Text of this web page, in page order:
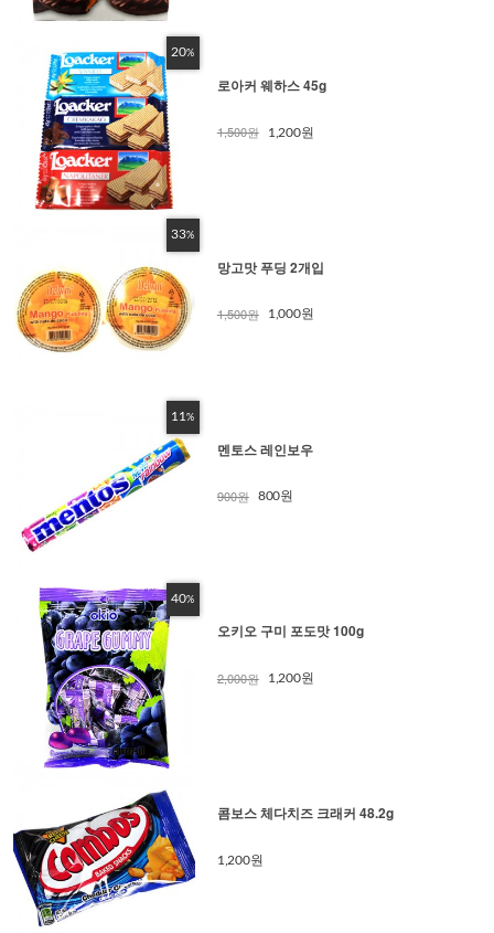
20%
로아커 웨하스 45g
1,500원 1,200원
33%
망고맛 푸딩 2개입
1,500원 1,000원
11%
멘토스 레인보우
900원 800원
40%
오키오 구미 포도맛 100g
2,000원 1,200원
콤보스 체다치즈 크래커 48.2g
1,200원